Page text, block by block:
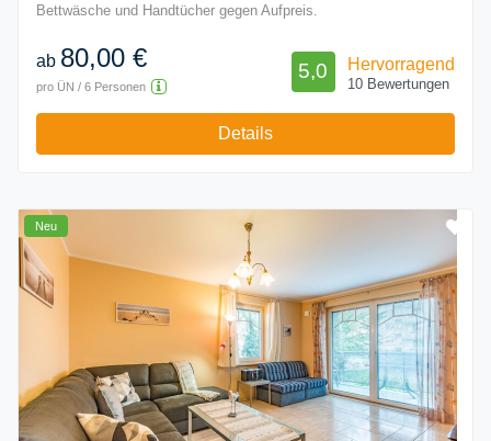
Bettwäsche und Handtücher gegen Aufpreis.
ab 80,00 €
pro ÜN / 6 Personen
Hervorragend
5,0
10 Bewertungen
Details
Neu